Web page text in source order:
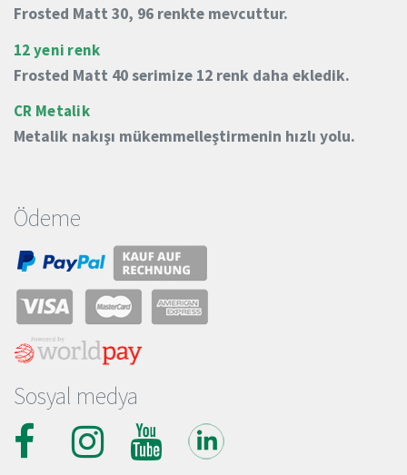
Ödeme
Sosyal medya
Frosted Matt 30, 96 renkte mevcuttur.
12 yeni renk
Frosted Matt 40 serimize 12 renk daha ekledik.
CR Metalik
Metalik nakışı mükemmelleştirmenin hızlı yolu.